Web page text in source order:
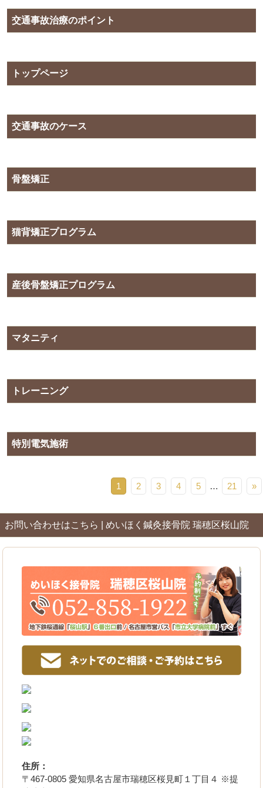
交通事故治療のポイント
トップページ
交通事故のケース
骨盤矯正
猫背矯正プログラム
産後骨盤矯正プログラム
マタニティ
トレーニング
特別電気施術
1 2 3 4 5 … 21 »
お問い合わせはこちら | めいほく鍼灸接骨院 瑞穂区桜山院
住所：
〒467-0805 愛知県名古屋市瑞穂区桜見町１丁目４ ※提